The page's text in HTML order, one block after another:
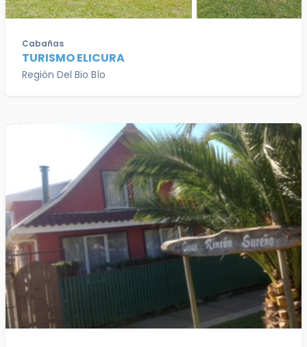
Cabañas
TURISMO ELICURA
Región Del Bio Bío